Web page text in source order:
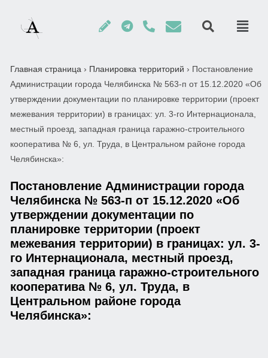
Главная страница › Планировка территорий › Постановление
Администрации города Челябинска № 563-п от 15.12.2020 «Об
утверждении документации по планировке территории (проект
межевания территории) в границах: ул. 3-го Интернационала,
местный проезд, западная граница гаражно-строительного
кооператива № 6, ул. Труда, в Центральном районе города
Челябинска»:
Постановление Администрации города
Челябинска № 563-п от 15.12.2020 «Об
утверждении документации по
планировке территории (проект
межевания территории) в границах: ул. 3-
го Интернационала, местный проезд,
западная граница гаражно-строительного
кооператива № 6, ул. Труда, в
Центральном районе города
Челябинска»: